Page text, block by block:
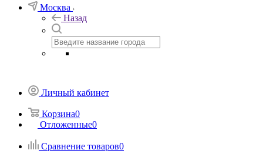
Москва
Назад
Личный кабинет
Корзина0
Отложенные0
Сравнение товаров0